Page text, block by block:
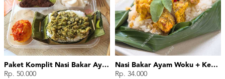
Paket Komplit Nasi Bakar Ayam Cabe Ijo
Rp. 50.000
Nasi Bakar Ayam Woku + Kerupuk
Rp. 34.000